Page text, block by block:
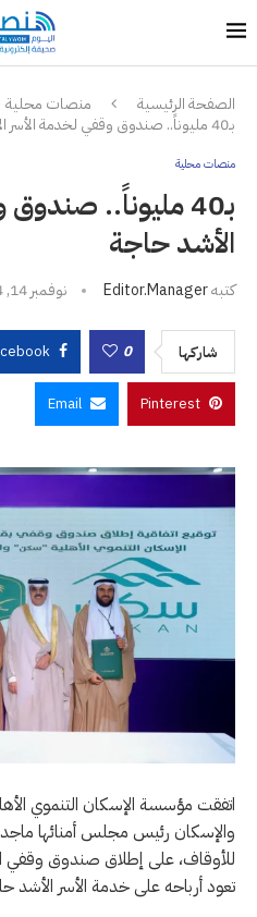
الصفحة الرئيسية
منصات محلية
بـ40 مليوناً.. صندوق وقفي لخدمة الأسر الأشد حاجة
منصات محلية
بـ40 مليوناً..
الأشد حاجة
كتبهEditor.manager نوفمبر 14, 2024
شاركها 0
Pinterest
Email
اتفقت مؤسسة الإسكان التنموي
والإسكان رئيس مجلس أمنائها ماجد
تعود أرباحه على خدمة الأسر الأشد